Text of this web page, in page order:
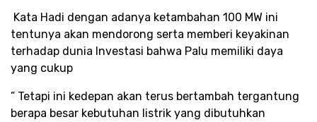
Kata Hadi dengan adanya ketambahan 100 MW ini
tentunya akan mendorong serta memberi keyakinan
terhadap dunia Investasi bahwa Palu memiliki daya
yang cukup
” Tetapi ini kedepan akan terus bertambah tergantung
berapa besar kebutuhan listrik yang dibutuhkan